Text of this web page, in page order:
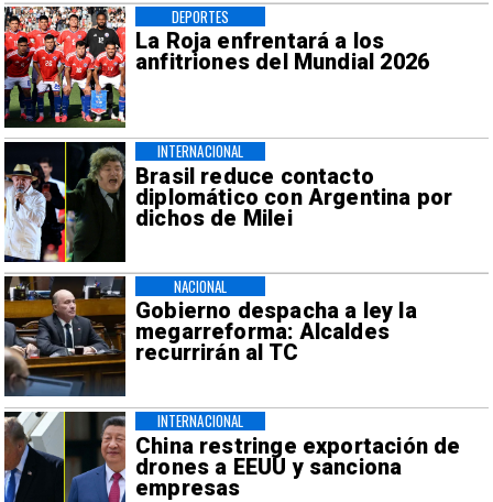
La Roja enfrentará a los
anfitriones del Mundial 2026
DEPORTES
Brasil reduce contacto
diplomático con Argentina por
dichos de Milei
INTERNACIONAL
Gobierno despacha a ley la
megarreforma: Alcaldes
recurrirán al TC
NACIONAL
China restringe exportación de
drones a EEUU y sanciona
empresas
INTERNACIONAL